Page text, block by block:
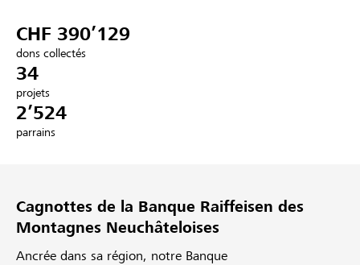
S'inscrire
DE FR
CHF 390’129
dons collectés
34
projets
2’524
parrains
Cagnottes de la Banque Raiffeisen des
Montagnes Neuchâteloises
Ancrée dans sa région, notre Banque